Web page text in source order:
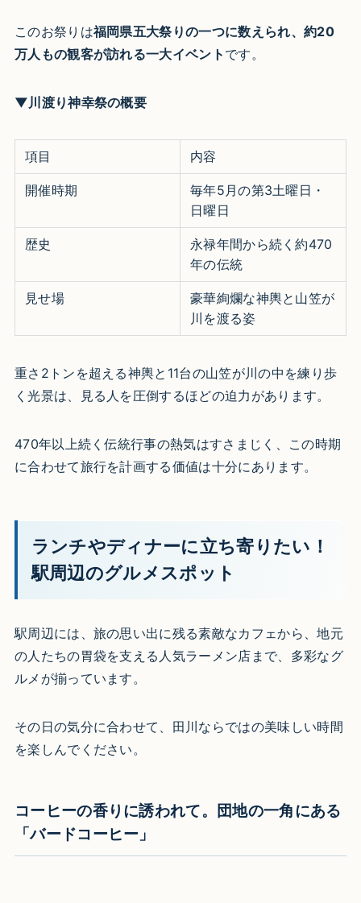
このお祭りは福岡県五大祭りの一つに数えられ、約20
万人もの観客が訪れる一大イベント です。​
▼川渡り神幸祭の概要
項目 内容
開催時期
毎年5月の第3土曜日・
日曜日 ​
歴史
永禄年間から続く約470
年の伝統 ​
見せ場
豪華絢爛な神輿と山笠が
川を渡る姿 ​
重さ2トンを超える神輿と11台の山笠が川の中を練り歩
く光景は、見る人を圧倒するほどの迫力があります。
470年以上続く伝統行事の熱気はすさまじく、この時期
に合わせて旅行を計画する価値は十分にあります。
ランチやディナーに立ち寄りたい！
駅周辺のグルメスポット
駅周辺には、旅の思い出に残る素敵なカフェから、地元
の人たちの胃袋を支える人気ラーメン店まで、多彩なグ
ルメが揃っています。
その日の気分に合わせて、田川ならではの美味しい時間
を楽しんでください。
コーヒーの香りに誘われて。団地の一角にある
「バードコーヒー」